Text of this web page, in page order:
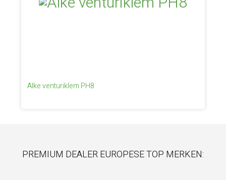
Alke venturiklem PH8
PREMIUM DEALER EUROPESE TOP MERKEN: